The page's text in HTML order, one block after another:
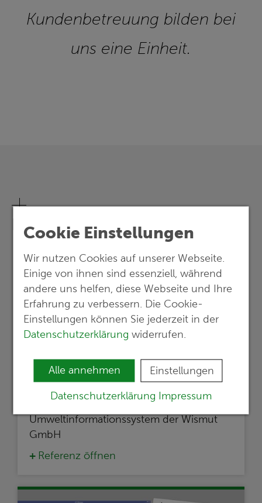
Cookie Einstellungen
Wir nutzen Cookies auf unserer Webseite.
Einige von ihnen sind essenziell, während
andere uns helfen, diese Webseite und Ihre
Erfahrung zu verbessern. Die Cookie-
Einstellungen können Sie jederzeit in der
Datenschutzerklärungwiderrufen.
Alle annehmen Einstellungen
Datenschutzerklärung Impressum
Kundenbetreuung bilden bei
uns eine Einheit.
Referenzen in Geoinformatik
Umweltinformationssystem der Wismut
GmbH
Referenz öffnen